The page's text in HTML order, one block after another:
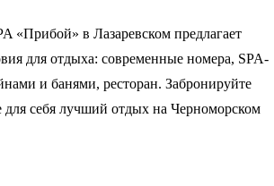
«Прибой» в Лазаревском предлагает
для отдыха: современные номера, SPA-
и банями, ресторан. Забронируйте
для себя лучший отдых на Черноморском